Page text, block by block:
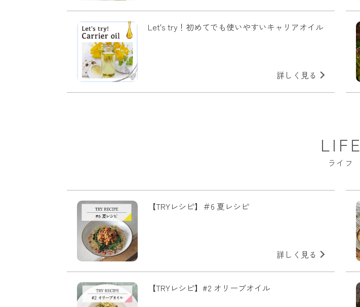
Let's try！初めてでも使いやすいキャリアオイル
詳しく見る
LIFE
ライフ
【TRYレシピ】＃6 夏レシピ
詳しく見る
【TRYレシピ】#2 オリーブオイル